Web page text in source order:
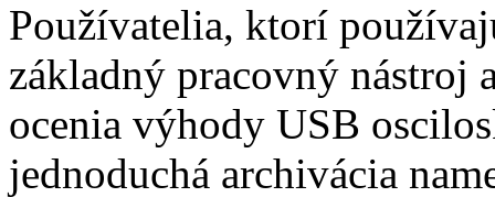
Používatelia, ktorí
základný pracovný nástroj
ocenia výhody USB
jednoduchá archivácia